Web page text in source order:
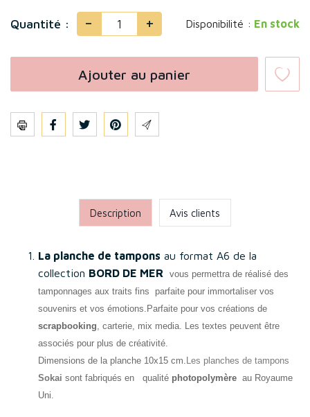
Quantité : - + Disponibilité : En stock
Ajouter au panier
Partager
Description
La planche de tampons au format A6 de la
collection BORD DE MER
vous permettra de réalisé des
tamponnages aux traits fins parfaite pour immortaliser vos
souvenirs et vos émotions. Parfaite pour vos créations de
scrapbooking, carterie, mix media. Les textes peuvent être
associés pour plus de créativité.
Dimensions de la planche 10x15 cm. Les planches de tampons
Sokai sont fabriqués en qualité photopolymère au Royaume
Uni.
Avis clients